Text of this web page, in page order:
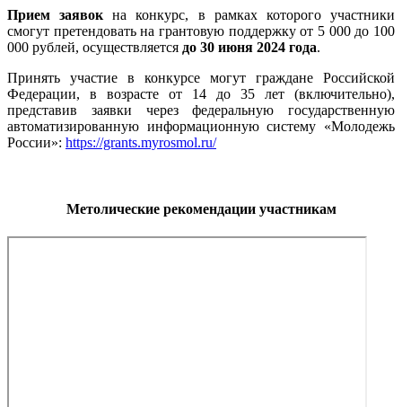
Прием заявокна конкурс, в рамках которого участники
смогут претендовать на грантовую поддержку от 5 000 до 100
000 рублей, осуществляется до 30 июня 2024 года.
Принять участие в конкурсе могут граждане Российской
Федерации, в возрасте от 14 до 35 лет (включительно),
представив заявки через федеральную государственную
автоматизированную информационную систему «Молодежь
России»: https://grants.myrosmol.ru/
Метолические рекомендации участникам